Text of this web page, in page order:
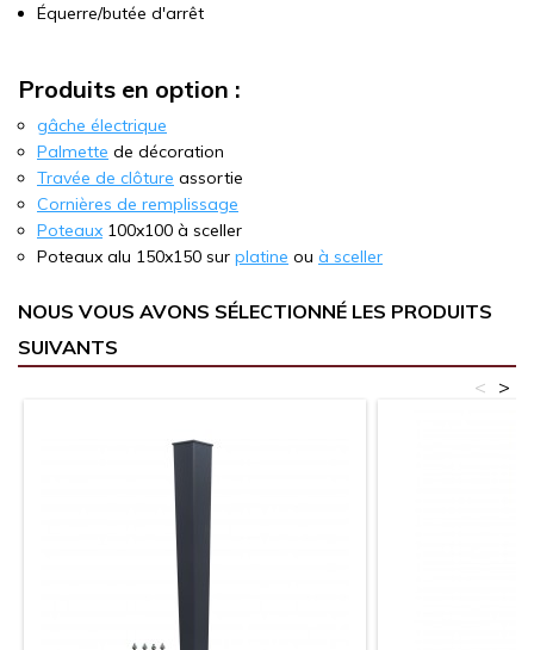
Équerre/butée d'arrêt
Produits en option :
gâche électrique
Palmette de décoration
Travée de clôture assortie
Cornières de remplissage
Poteaux 100x100 à sceller
Poteaux alu 150x150 sur platine ou à sceller
NOUS VOUS AVONS SÉLECTIONNÉ LES PRODUITS
SUIVANTS
>
<